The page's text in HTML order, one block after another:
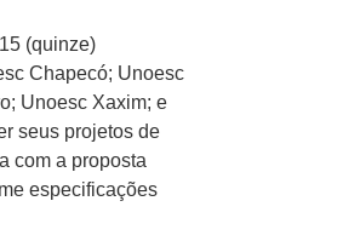
(quinze)
Chapecó; Unoesc
Unoesc Xaxim; e
seus projetos de
com a proposta
especificações